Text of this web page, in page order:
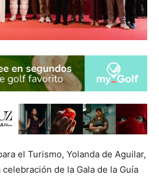
el Turismo, Yolanda de Aguilar,
de la Gala de la Guía